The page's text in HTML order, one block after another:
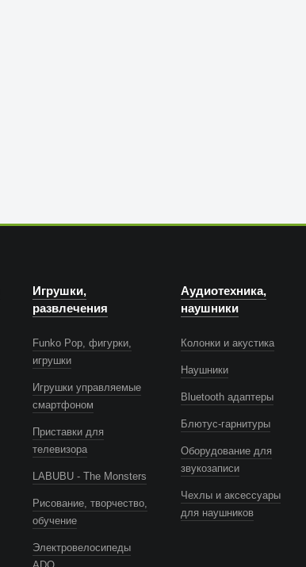
Игрушки,
развлечения
Funko Pop, фигурки,
игрушки
Игрушки управляемые
смартфоном
Приставки для
телевизора
LABUBU - The Monsters
Рисование, творчество,
обучение
Электровелосипеды
Аудиотехника,
наушники
Колонки и акустика
Наушники
Bluetooth адаптеры
Блютус-гарнитуры
Оборудование для
звукозаписи
Чехлы и аксессуары
для наушников